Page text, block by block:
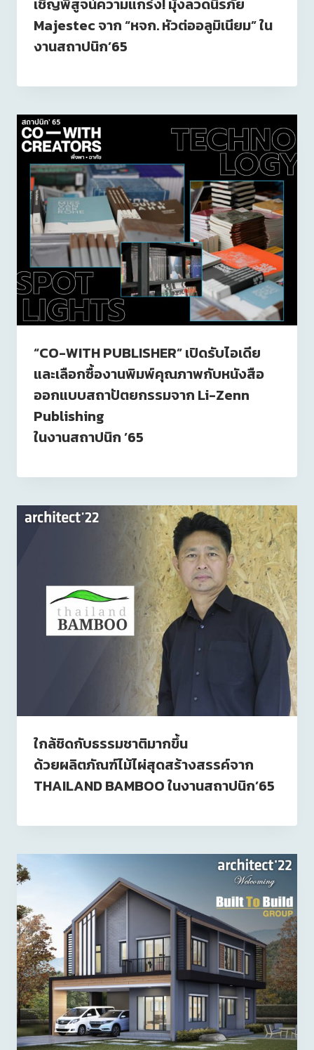
Majestec จาก “หจก. หัวต่ออลูมิเนียม” ใน
งานสถาปนิก’65
“CO-WITH PUBLISHER” เปิดรับไอเดีย
และเลือกซื้องานพิมพ์คุณภาพกับหนังสือ
ออกแบบสถาปัตยกรรมจาก Li-Zenn
Publishing
ในงานสถาปนิก ’65
ใกล้ชิดกับธรรมชาติมากขึ้น
ด้วยผลิตภัณฑ์ไม้ไผ่สุดสร้างสรรค์จาก
THAILAND BAMBOO ในงานสถาปนิก’65